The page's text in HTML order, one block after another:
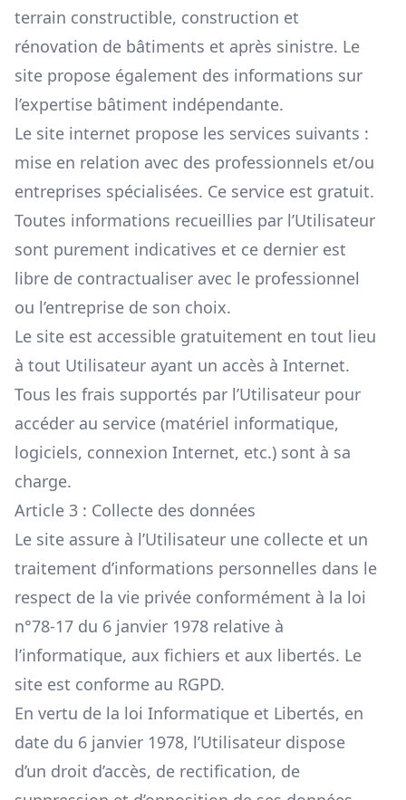
terrain constructible, construction et
rénovation de bâtiments et après sinistre. Le
site propose également des informations sur
l’expertise bâtiment indépendante.
Le site internet propose les services suivants :
mise en relation avec des professionnels et/ou
entreprises spécialisées. Ce service est gratuit.
Toutes informations recueillies par l’Utilisateur
sont purement indicatives et ce dernier est
libre de contractualiser avec le professionnel
ou l’entreprise de son choix.
Le site est accessible gratuitement en tout lieu
à tout Utilisateur ayant un accès à Internet.
Tous les frais supportés par l’Utilisateur pour
accéder au service (matériel informatique,
logiciels, connexion Internet, etc.) sont à sa
charge.
Article 3 : Collecte des données
Le site assure à l’Utilisateur une collecte et un
traitement d’informations personnelles dans le
respect de la vie privée conformément à la loi
n°78-17 du 6 janvier 1978 relative à
l’informatique, aux fichiers et aux libertés. Le
site est conforme au RGPD.
En vertu de la loi Informatique et Libertés, en
date du 6 janvier 1978, l’Utilisateur dispose
d’un droit d’accès, de rectification, de